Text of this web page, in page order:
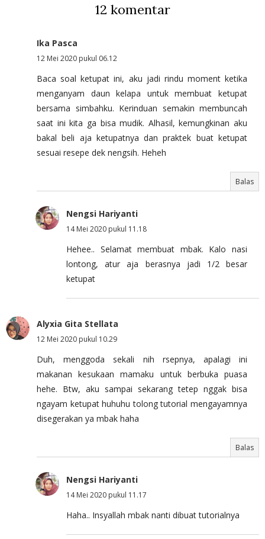
12 komentar
Ika Pasca
12 Mei 2020 pukul 06.12
Baca soal ketupat ini, aku jadi rindu moment ketika
menganyam daun kelapa untuk membuat ketupat
bersama simbahku. Kerinduan semakin membuncah
saat ini kita ga bisa mudik. Alhasil, kemungkinan aku
bakal beli aja ketupatnya dan praktek buat ketupat
sesuai resepe dek nengsih. Heheh
Balas
Nengsi Hariyanti
14 Mei 2020 pukul 11.18
Hehee.. Selamat membuat mbak. Kalo nasi
lontong, atur aja berasnya jadi 1/2 besar
ketupat
Alyxia Gita Stellata
12 Mei 2020 pukul 10.29
Duh, menggoda sekali nih rsepnya, apalagi ini
makanan kesukaan mamaku untuk berbuka puasa
hehe. Btw, aku sampai sekarang tetep nggak bisa
ngayam ketupat huhuhu tolong tutorial mengayamnya
disegerakan ya mbak haha
Balas
Nengsi Hariyanti
14 Mei 2020 pukul 11.17
Haha.. Insyallah mbak nanti dibuat tutorialnya